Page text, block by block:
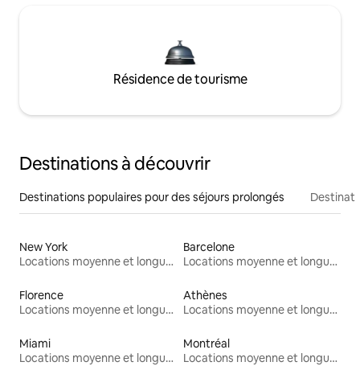
Résidence de tourisme
Destinations à découvrir
Destinations populaires pour des séjours prolongés
New York
Locations moyenne et longue durée
Barcelone
Locations moyenne et longue durée
Florence
Locations moyenne et longue durée
Athènes
Locations moyenne et longue durée
Miami
Locations moyenne et longue durée
Montréal
Locations moyenne et longue durée